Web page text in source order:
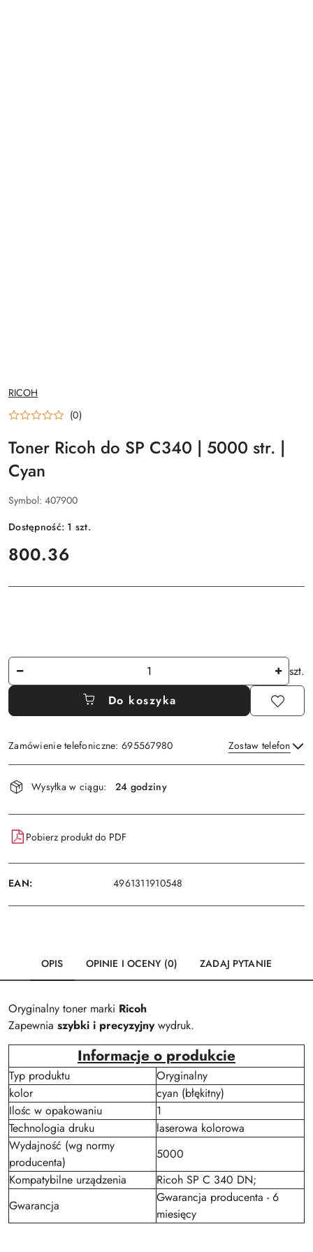
NAZWA
PRODUCENTA:
RICOH
(0)
Toner Ricoh do SP C340 | 5000 str. |
Cyan
Symbol: 407900
Dostępność: 1 szt.
cena:
800.36
Ilość
szt.
Do koszyka
Zamówienie telefoniczne: 695567980 Zostaw telefon
Dostępność
i
dostawa
Wysyłka w ciągu: 24 godziny
Pobierz produkt do PDF
EAN: 4961311910548
OPIS OPINIE I OCENY (0) ZADAJ PYTANIE
Oryginalny toner marki Ricoh
Zapewnia szybki i precyzyjnywydruk.
Informacje o produkcie
Typ produktu
Oryginalny
kolor
cyan (błękitny)
Ilośc w opakowaniu
1
Technologia druku
laserowa kolorowa
Wydajność (wg normy
producenta)
5000
Kompatybilne urządzenia
Ricoh SP C 340 DN;
Gwarancja
Gwarancja producenta - 6
miesięcy